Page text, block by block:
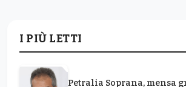
I PIÙ LETTI
Petralia Soprana, mensa